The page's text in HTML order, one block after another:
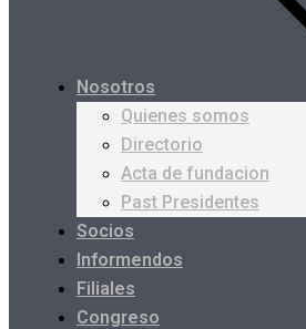
Nosotros
Quienes somos
Directorio
Acta de fundacion
Past Presidentes
Socios
Informendos
Filiales
Congreso